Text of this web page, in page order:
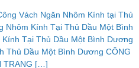
Vách Ngăn Nhôm Kính tại Thủ
Nhôm Kính Tại Thủ Dầu Một Bình
Tại Thủ Dầu Một Bình Dương
Thủ Dầu Một Bình Dương CÔNG
TRANG […]